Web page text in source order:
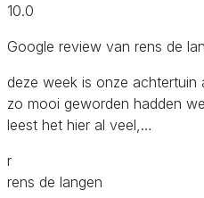
10.0
Google review van rens de
deze week is onze achtertuin
zo mooi geworden hadden
leest het hier al veel,…
r
rens de langen